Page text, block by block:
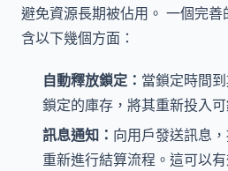
避免資源長期被佔用。 一個完
含以下幾個方面：
自動釋放鎖定： 當鎖定時間
鎖定的庫存，將其重新投入
訊息通知： 向用戶發送訊息
重新進行結算流程。這可以